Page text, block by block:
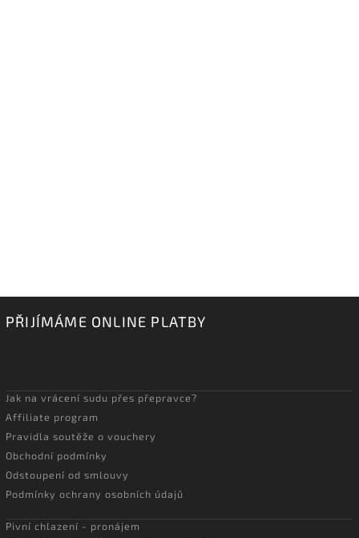
PŘIJÍMÁME ONLINE PLATBY
Jak na vrácení sudu přes přepravce?
Affiliate program
Pravidla soutěže o vouchery
Obchodní podmínky
Odstoupení od smlouvy
Podmínky ochrany osobních údajů
Pivní chlazení - pronájem